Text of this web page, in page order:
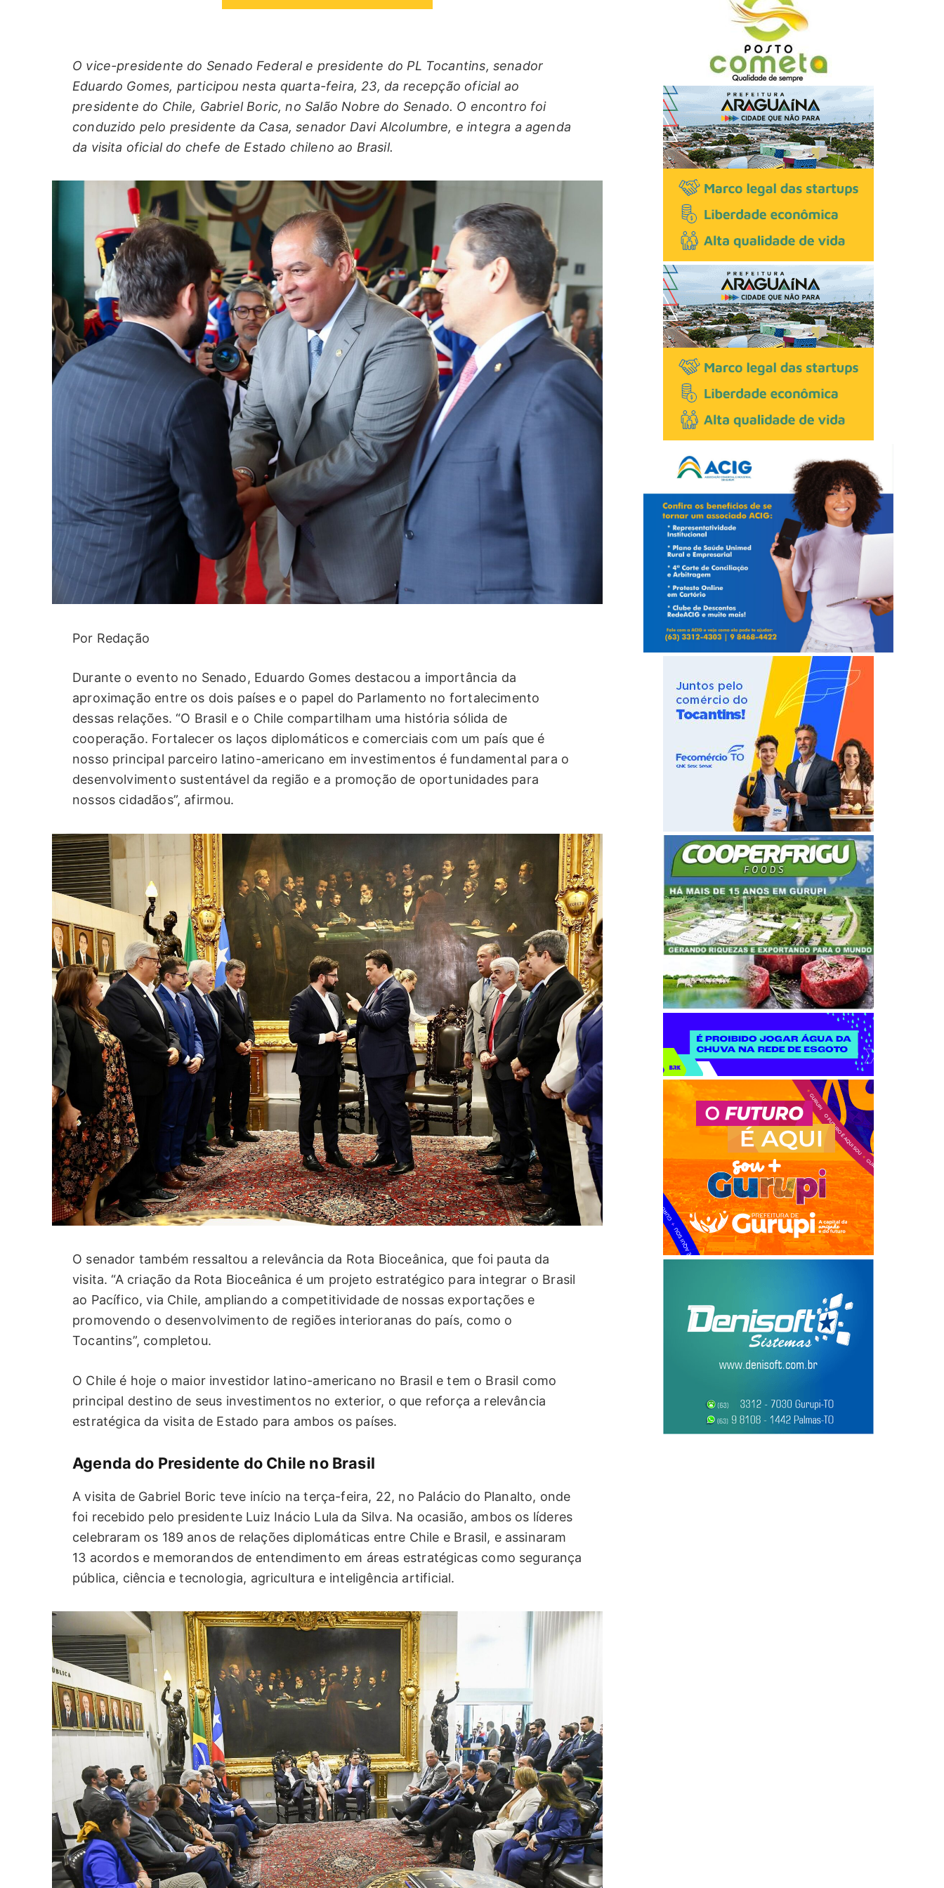
O vice-presidente do Senado Federal e presidente do PL Tocantins, senador
Eduardo Gomes, participou nesta quarta-feira, 23, da recepção oficial ao
presidente do Chile, Gabriel Boric, no Salão Nobre do Senado. O encontro foi
conduzido pelo presidente da Casa, senador Davi Alcolumbre, e integra a agenda
da visita oficial do chefe de Estado chileno ao Brasil.
Por Redação
Durante o evento no Senado, Eduardo Gomes destacou a importância da
aproximação entre os dois países e o papel do Parlamento no fortalecimento
dessas relações. “O Brasil e o Chile compartilham uma história sólida de
cooperação. Fortalecer os laços diplomáticos e comerciais com um país que é
nosso principal parceiro latino-americano em investimentos é fundamental para o
desenvolvimento sustentável da região e a promoção de oportunidades para
nossos cidadãos”, afirmou.
O senador também ressaltou a relevância da Rota Bioceânica, que foi pauta da
visita. “A criação da Rota Bioceânica é um projeto estratégico para integrar o Brasil
ao Pacífico, via Chile, ampliando a competitividade de nossas exportações e
promovendo o desenvolvimento de regiões interioranas do país, como o
Tocantins”, completou.
O Chile é hoje o maior investidor latino-americano no Brasil e tem o Brasil como
principal destino de seus investimentos no exterior, o que reforça a relevância
estratégica da visita de Estado para ambos os países.
Agenda do Presidente do Chile no Brasil
A visita de Gabriel Boric teve início na terça-feira, 22, no Palácio do Planalto, onde
foi recebido pelo presidente Luiz Inácio Lula da Silva. Na ocasião, ambos os líderes
celebraram os 189 anos de relações diplomáticas entre Chile e Brasil, e assinaram
13 acordos e memorandos de entendimento em áreas estratégicas como segurança
pública, ciência e tecnologia, agricultura e inteligência artificial.